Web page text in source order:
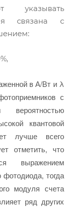
указывать
связана с
в А/Вт и λ
с
квантовой
лучше всего
отметить, что
выражением
фотодиода, тогда
модуля счета
ряд других